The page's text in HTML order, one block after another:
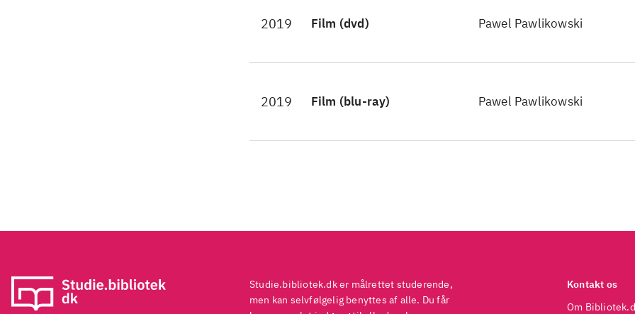
falde fra undervejs. Dem der ikke gør, er til gengæld
Det er en film til det publikum der ved at fuldt udbytte
2019 Film (dvd) Pawel Pawlikowski
2019 Film (blu-ray) Pawel Pawlikowski
Studie.bibliotek.dk er målrettet studerende,
men kan selvfølgelig benyttes af alle. Du får
Kontakt os
Om